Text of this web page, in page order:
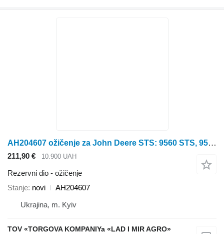
AH204607 ožičenje za John Deere STS: 9560 STS, 9570 STS, 9650 STS kombajna
211,90 € 10.900 UAH
Rezervni dio - ožičenje
Stanje novi
AH204607
Ukrajina, m. Kyiv
TOV «TORGOVA KOMPANIYa «LAD I MIR AGRO»